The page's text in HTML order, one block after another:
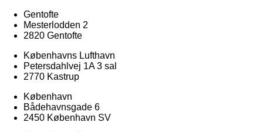
Gentofte
Mesterlodden 2
2820 Gentofte
Københavns Lufthavn
Petersdahlvej 1A 3 sal
2770 Kastrup
København
Bådehavnsgade 6
2450 København SV